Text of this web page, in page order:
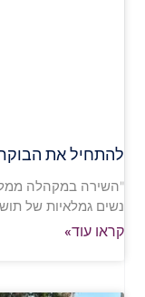
להתחיל את
"השירה במקהלה
נשים גמלאיות של
קראו עוד»